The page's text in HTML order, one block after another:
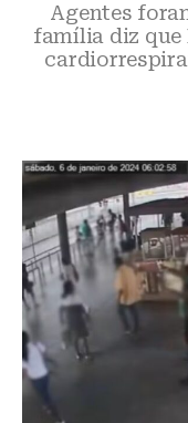
Agentes
família diz que